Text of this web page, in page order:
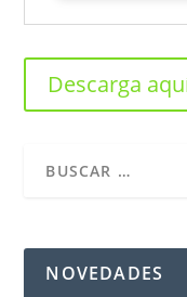
Descarga
NOVEDADES